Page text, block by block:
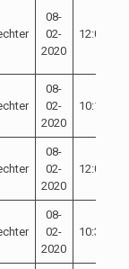
08-
02-
2020
12:00
08-
02-
2020
10:15
08-
02-
2020
12:00
08-
02-
2020
10:30